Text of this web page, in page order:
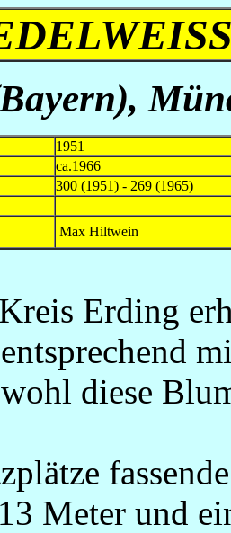
1951
ca.1966
300 (1951) - 269 (1965)
Max Hiltwein
Erding
diese
Meter und